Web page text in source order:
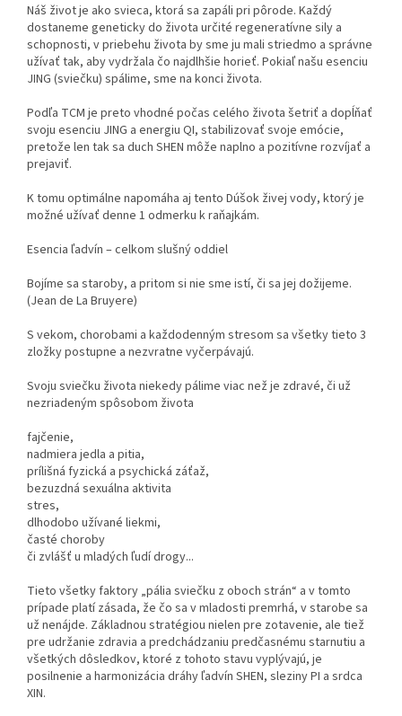
Náš život je ako svieca, ktorá sa zapáli pri pôrode. Každý
dostaneme geneticky do života určité regeneratívne sily a
schopnosti, v priebehu života by sme ju mali striedmo a správne
užívať tak, aby vydržala čo najdlhšie horieť. Pokiaľ našu esenciu
JING (sviečku) spálime, sme na konci života.
Podľa TCM je preto vhodné počas celého života šetriť a dopĺňať
svoju esenciu JING a energiu QI, stabilizovať svoje emócie,
pretože len tak sa duch SHEN môže naplno a pozitívne rozvíjať a
prejaviť.
K tomu optimálne napomáha aj tento Dúšok živej vody, ktorý je
možné užívať denne 1 odmerku k raňajkám.
Esencia ľadvín – celkom slušný oddiel
Bojíme sa staroby, a pritom si nie sme istí, či sa jej dožijeme.
(Jean de La Bruyere)
S vekom, chorobami a každodenným stresom sa všetky tieto 3
zložky postupne a nezvratne vyčerpávajú.
Svoju sviečku života niekedy pálime viac než je zdravé, či už
nezriadeným spôsobom života
fajčenie,
nadmiera jedla a pitia,
prílišná fyzická a psychická záťaž,
bezuzdná sexuálna aktivita
stres,
dlhodobo užívané liekmi,
časté choroby
či zvlášť u mladých ľudí drogy...
Tieto všetky faktory „pália sviečku z oboch strán“ a v tomto
prípade platí zásada, že čo sa v mladosti premrhá, v starobe sa
už nenájde. Základnou stratégiou nielen pre zotavenie, ale tiež
pre udržanie zdravia a predchádzaniu predčasnému starnutiu a
všetkých dôsledkov, ktoré z tohoto stavu vyplývajú, je
posilnenie a harmonizácia dráhy ľadvín SHEN, sleziny PI a srdca
XIN.